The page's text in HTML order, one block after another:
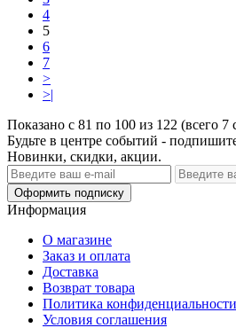
4
5
6
7
>
>|
Показано с 81 по 100 из 122 (всего 7
Будьте в центре событий -
Новинки, скидки, акции.
Оформить подписку
Информация
О магазине
Заказ и оплата
Доставка
Возврат товара
Политика конфиденциальности
Условия соглашения